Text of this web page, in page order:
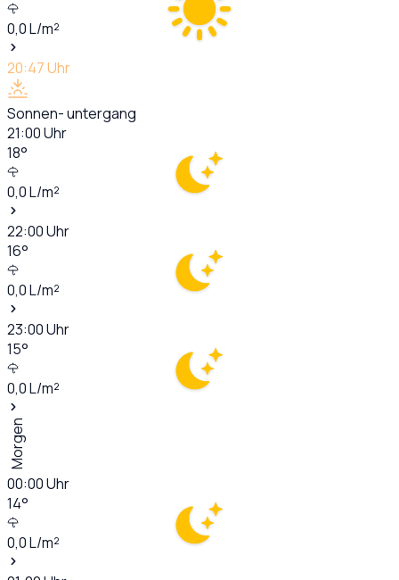
0,0L/m²
20:47Uhr
Sonnen- untergang
21:00Uhr
18°
0,0L/m²
22:00Uhr
16°
0,0L/m²
23:00Uhr
15°
0,0L/m²
Morgen
00:00Uhr
14°
0,0L/m²